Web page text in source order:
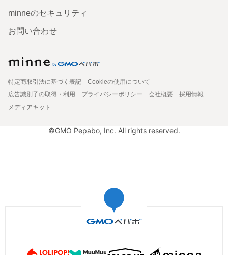
minneのセキュリティ
お問い合わせ
特定商取引法に基づく表記
Cookieの使用について
広告識別子の取得・利用
プライバシーポリシー 会社概要
採用情報
メディアキット
©GMO Pepabo, Inc. All rights reserved.